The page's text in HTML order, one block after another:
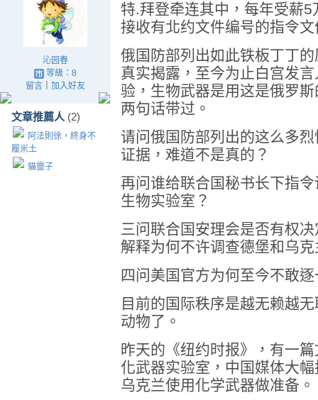
沁园春
等級：8
留言｜ 加入好友
文章推薦人 (2)
阿法則徐，終身不
履米土
貓靈子
特.拜登牵连其中，每年受薪
接收有北约文件编号的指令
俄国防部列出如此铁板丁丁
真实揭露，至今为止白宫发
验，生物武器是用这是俄罗
两句话带过。
请问俄国防部列出的这么多
证据，难道不是真的？
再问谁给联合国秘书长下指
生物实验室？
三问联合国安理会是否有权
解释为何不许调查德堡和乌
四问美国官方为何至今不敢
目前的国际秩序是越无赖越
动物了。
昨天的《纽约时报》，有一
化武器实验室，中国媒体大
乌克兰使用化学武器做准备。